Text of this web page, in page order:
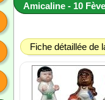
Amicaline - 10
Fiche détaillée de